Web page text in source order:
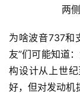
两
为啥波音737和
友”们可能知道
构设计从上世
好，但对发动机